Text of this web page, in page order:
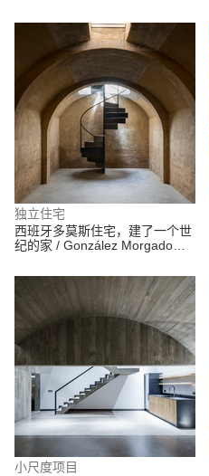
独立住宅
西班牙多莫斯住宅，建了一个世
纪的家 / González Morgado
小尺度项目